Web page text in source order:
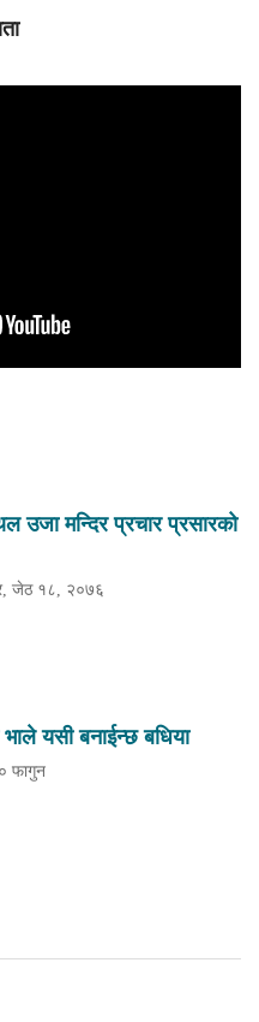
उजा मन्दिर प्रचार प्रसारको
जेठ १८, २०७६
यसी बनाईन्छ बधिया
फागुन